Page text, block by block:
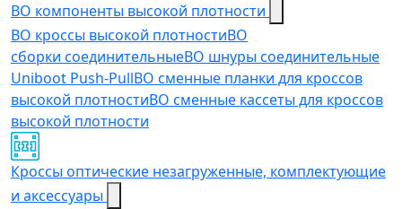
ВО компоненты высокой плотности
ВО кроссы высокой плотностиВО
сборки соединительныеВО шнуры соединительные
Uniboot Push-PullВО сменные планки для кроссов
высокой плотностиВО сменные кассеты для кроссов
высокой плотности
Кроссы оптические незагруженные, комплектующие
и аксессуары